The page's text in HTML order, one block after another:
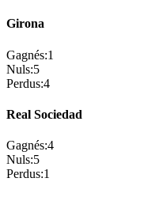
Girona
Gagnés:1
Nuls:5
Perdus:4
Real Sociedad
Gagnés:4
Nuls:5
Perdus:1